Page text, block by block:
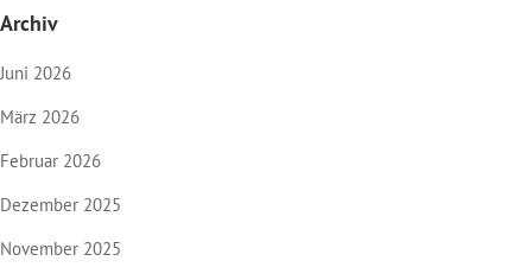
Archiv
Juni 2026
März 2026
Februar 2026
Dezember 2025
November 2025